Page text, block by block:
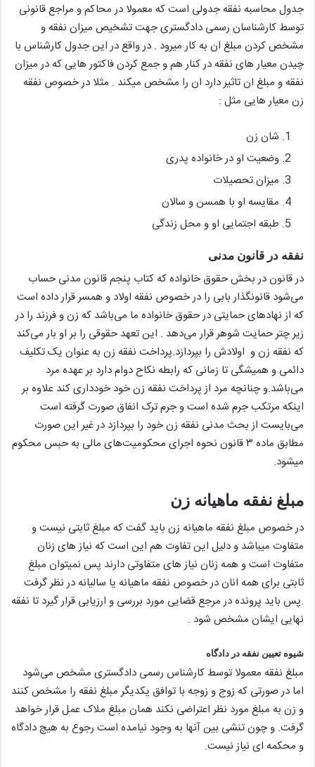
جدول محاسبه نفقه جدولی است که معمولا در محاکم و مراجع قانونی
توسط کارشناسان رسمی دادگستری جهت تشخیص میزان نفقه و
مشخص کردن مبلغ ان به کار میرود . در واقع در این جدول کارشناس با
چیدن معیار های نفقه در کنار هم و جمع کردن فاکتور هایی که در میزان
نفقه و مبلغ ان تاثیر دارد ان را مشخص میکند . مثلا در خصوص نفقه
زن معیار هایی مثل :
شان زن
وضعیت او در خانواده پدری
میزان تحصیلات
مقایسه او با همسن و سالان
طبقه اجتمایی او و محل زندگی
نفقه در قانون مدنی
در قانون در بخش حقوق خانواده که کتاب پنجم قانون مدنی حساب
می‌شود قانونگذار بابی را در خصوص نفقه اولاد و همسر قرار داده است
که از نهادهای حمایتی در حقوق خانواده ما می‌باشد که زن و فرزند را در
زیر چتر حمایت شوهر قرار می‌دهد . این تعهد حقوقی را بر او بار می‌کند
که نفقه زن و اولادش را بپردازد.پرداخت نفقه زن به عنوان یک تکلیف
دائمی و همیشگی تا زمانی که رابطه نکاح دوام دارد بر عهده مرد
می‌باشد.و چنانچه مرد از پرداخت نفقه زن خود خودداری کند علاوه بر
اینکه مرتکب جرم شده است و جرم ترک انفاق صورت گرفته است
می‌بایست از بحث مدنی نفقه زن خود را بپردازد در غیر این صورت
مطابق ماده ۳ قانون نحوه اجرای محکومیت‌های مالی به حبس محکوم
میشود.
مبلغ نفقه ماهیانه زن
در خصوص مبلغ نفقه ماهیانه زن باید گفت که مبلغ ثابتی نیست و
متفاوت میباشد و دلیل این تفاوت هم این است که نیاز های زنان
متفاوت است و همه زنان نیاز های متفاوتی دارند پس نمیتوان مبلغ
ثابتی برای همه انان در خصوص نفقه ماهیانه یا سالیانه در نظر گرفت
.پس باید پرونده در مرجع قضایی مورد بررسی و ارزیابی قرار گیرد تا نفقه
نهایی ایشان مشخص شود .
شیوه تعیین نفقه در دادگاه
مبلغ نفقه معمولا توسط کارشناس رسمی دادگستری مشخص می‌شود
اما در صورتی که زوج و زوجه با توافق یکدیگر مبلغ نفقه را مشخص کنند
و زن به مبلغ مورد نظر اعتراضی نکند همان مبلغ ملاک عمل قرار خواهد
گرفت. و چون تنشی بین آنها به وجود نیامده است رجوع به هیچ دادگاه
و محکمه ای نیاز نیست.